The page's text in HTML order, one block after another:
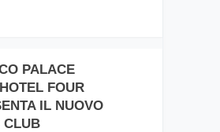
PALACE
FOUR
IL NUOVO
CLUB